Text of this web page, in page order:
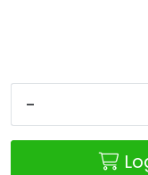
-
Retur/